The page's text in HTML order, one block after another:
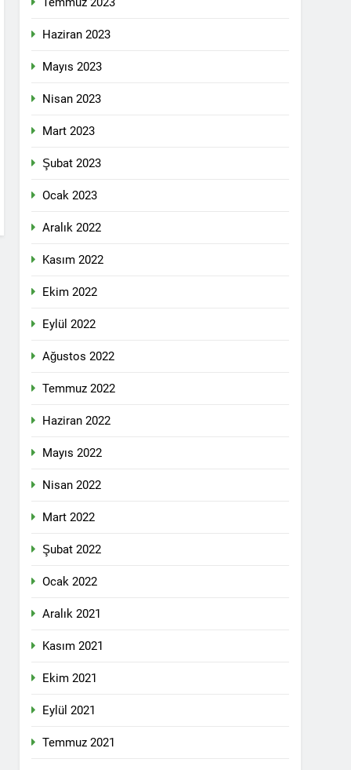
Dünya Anadil Günü’nü HAK-
dil olsun.
li ber kolonyalîzmê netewînin bi rêzdarî
görüştü.
Genel Merkez’de toplandı.
VE DİYALOĞLA ÇÖZÜLMELİDİR
başkanı Bayram Bozyel’in açılış
Haziran 2023
Mayıs 2023
Nisan 2023
Mart 2023
Şubat 2023
Ocak 2023
Aralık 2022
Kasım 2022
Ekim 2022
Eylül 2022
Ağustos 2022
Temmuz 2022
Haziran 2022
Mayıs 2022
Nisan 2022
Mart 2022
Şubat 2022
Ocak 2022
Aralık 2021
Kasım 2021
Ekim 2021
Eylül 2021
Temmuz 2021